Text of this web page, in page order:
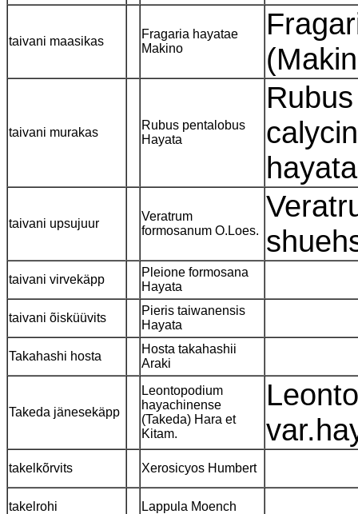
taivani maasikas
Fragaria hayatae
Makino
taivani murakas
Rubus pentalobus
Hayata
taivani upsujuur
Veratrum
formosanum O.Loes.
taivani virvekäpp
Pleione formosana
Hayata
taivani õisküüvits
Pieris taiwanensis
Hayata
Takahashi hosta
Hosta takahashii
Araki
Takeda jänesekäpp
Leontopodium
hayachinense
(Takeda) Hara et
Kitam.
takelkõrvits Xerosicyos Humbert
takelrohi Lappula Moench